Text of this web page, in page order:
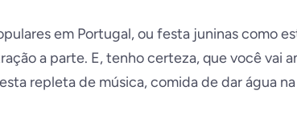
em Portugal, ou festa juninas como
a parte. E, tenho certeza, que você vai
repleta de música, comida de dar água